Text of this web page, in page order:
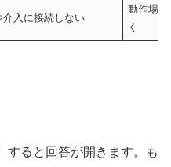
介入に接続しない
動作場
く
すると回答が開きます。も